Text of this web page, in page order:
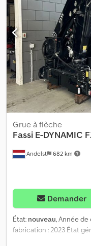
intermédiaire et
Andelst 682 km
Grue à flèche
Fassi E-DYNAMIC
Demander
État: nouveau, Année
fabrication : 2023 État
État visuel : très bon 3 x